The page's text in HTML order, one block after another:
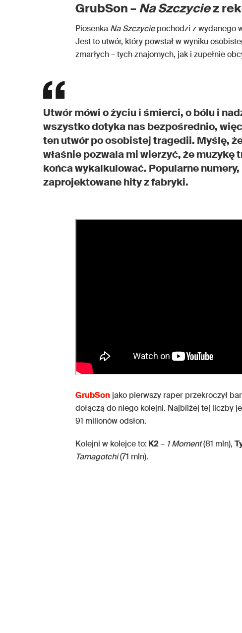
GrubSon –Na Szczyciez
Piosenka Na Szczyciepochodzi z wydanego
Jest to utwór, który powstał w wyniku
zmarłych – tych znajomych, jak i zupełnie
Utwór mówi o życiu i śmierci, o bólu i
wszystko dotyka nas bezpośrednio,
ten utwór po osobistej tragedii. Myślę,
właśnie pozwala mi wierzyć, że muzykę
końca wykalkulować. Popularne
zaprojektowane hity z fabryki.
GrubSon jako pierwszy raper przekroczył
dołączą do niego kolejni. Najbliżej tej liczby
91 milionów odsłon.
Kolejni w kolejce to: K2– 1 Moment(81 mln),
Tamagotchi(71 mln).